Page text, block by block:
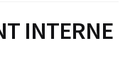
INTERNE